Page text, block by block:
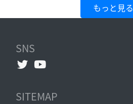
もっと見る
SNS
SITEMAP